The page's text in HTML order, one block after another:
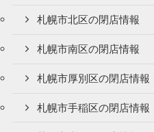
札幌市北区の閉店情報
札幌市南区の閉店情報
札幌市厚別区の閉店情報
札幌市手稲区の閉店情報